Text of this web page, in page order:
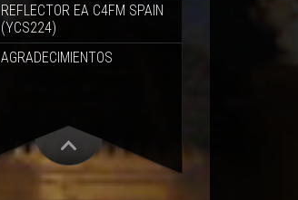
REFLECTOR EA C4FM SPAIN
(YCS224)
AGRADECIMIENTOS